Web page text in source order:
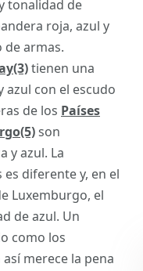
tonalidad de
roja, azul y
de armas.
tienen una
con el escudo
de los Países
son
y azul. La
diferente y, en el
Luxemburgo, el
de azul. Un
como los
merece la pena